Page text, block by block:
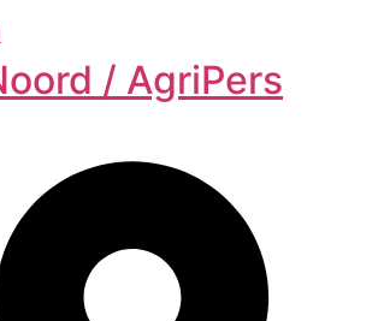
/ AgriPers